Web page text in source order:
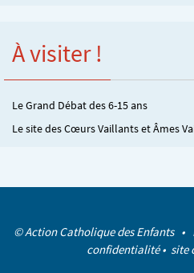
À visiter !
Le Grand Débat des 6-15 ans
Le site des Cœurs Vaillants et Âmes
© Action Catholique des Enfants •
confidentialité• site